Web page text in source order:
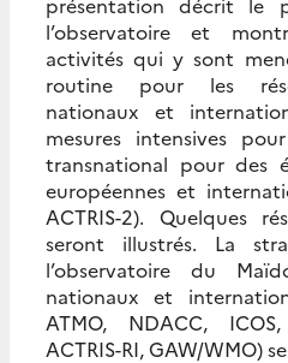
l’observatoire et
activités qui y sont
routine pour les
nationaux et
mesures intensives
transnational pour des
européennes et
ACTRIS-2). Quelques
seront illustrés. La
l’observatoire du
nationaux et
ATMO, NDACC, ICOS,
ACTRIS-RI, GAW/WMO)